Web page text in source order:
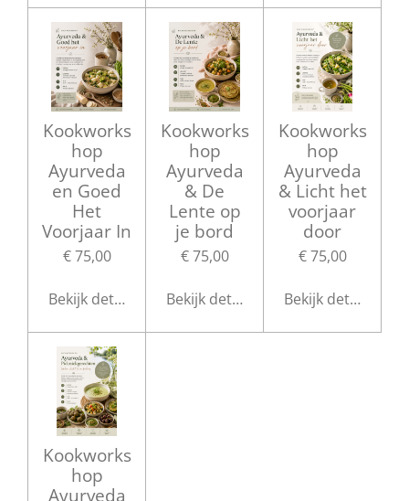
Kookworks
hop
Ayurveda
en Goed
Het
Voorjaar In
€ 75,00
Bekijk details
Kookworks
hop
Ayurveda
& De
Lente op
je bord
€ 75,00
Bekijk details
Kookworks
hop
Ayurveda
& Licht het
voorjaar
door
€ 75,00
Bekijk details
Kookworks
hop
Ayurveda